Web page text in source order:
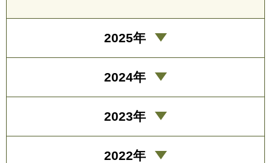
2025年
2024年
2023年
2022年